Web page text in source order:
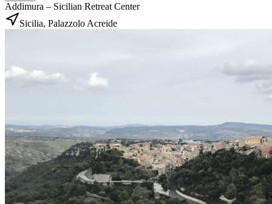
Addimura – Sicilian Retreat Center
Sicilia, Palazzolo Acreide